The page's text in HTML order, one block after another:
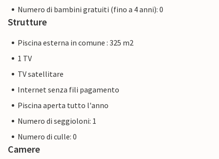
Numero di bambini gratuiti (fino a 4 anni): 0
Strutture
Piscina esterna in comune : 325 m2
1 TV
TV satellitare
Internet senza fili pagamento
Piscina aperta tutto l'anno
Numero di seggioloni: 1
Numero di culle: 0
Camere